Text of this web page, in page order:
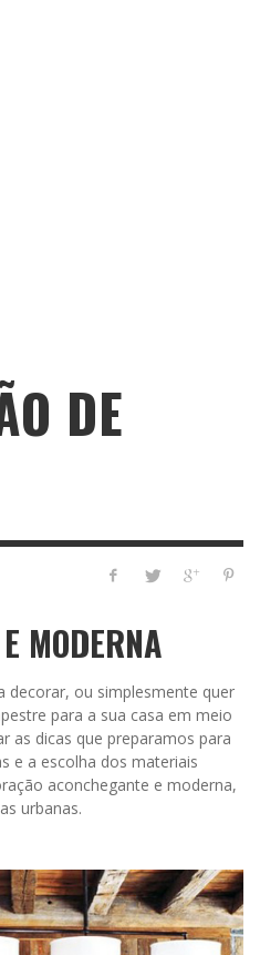
DE
MODERNA
decorar, ou simplesmente quer
para a sua casa em meio
as dicas que preparamos para
e a escolha dos materiais
aconchegante e moderna,
urbanas.